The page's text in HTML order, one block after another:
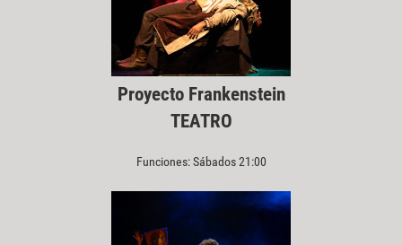
Proyecto Frankenstein
TEATRO
Funciones: Sábados 21:00